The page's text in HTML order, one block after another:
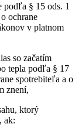
§ 15 ods. 1
ochrane
v platnom
so začatím
tepla podľa § 17
spotrebiteľa a o
znení,
ktorý
ak: